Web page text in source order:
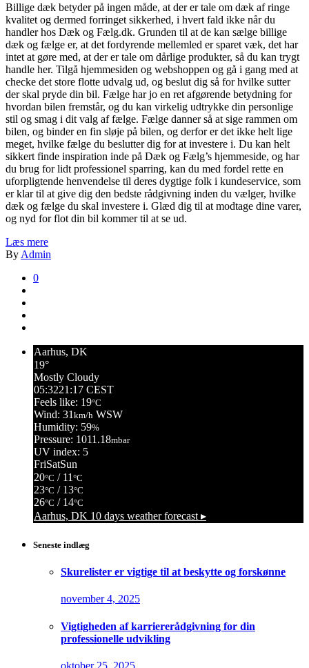
Billige dæk betyder på ingen måde, at der er tale om dæk af ringe
kvalitet og dermed forringet sikkerhed, i hvert fald ikke når du
handler hos Dæk og Fælg.dk. Grunden til at de kan sælge billige
dæk og fælge er, at det fordyrende mellemled er sparet væk, det har
intet at gøre med, at der er tale om dårlige produkter, så du kan trygt
handle her. Tilgå hjemmesiden og webshoppen og gå i gang med at
checke det store flotte udvalg ud, og beslut dig så for hvilke sutter
der skal pryde din bil. Fælge har jo en ret afgørende betydning for
hvordan bilen fremstår, og du kan virkelig udtrykke din personlige
stil og smag i dit valg af fælge. Fælge danner så at sige rammen om
bilen, og binder en fin sløje på bilen, og derfor er det ikke helt lige
meget, hvilke fælge du beslutter dig for at investere i. Du kan helt
sikkert finde inspiration inde på Dæk og Fælg’s hjemmeside, og har
du brug for lidt professionel sparring, kan du med fordel rette en
uforpligtende henvendelse til deres dygtige folk i kundeservice, som
er klar til at give dig den bedste rådgivning inden du vælger, hvilke
dæk og fælge du skal investere i. Glæd dig til at modtage dine varer,
og nyd for flot din bil kommer til at se ud.
Læs mere
By Admin
0
Aarhus, DK
19°
Mostly Cloudy
05:3221:17 CEST
Feels like: 19°C
Wind: 31 km/h WSW
Humidity: 59%
Pressure: 1011.18mbar
UV index: 5
FriSatSun
20°C / 11 °C
23°C / 13°C
26°C / 14°C
Aarhus, DK 10 days weather forecast ▸
Seneste indlæg
Skurelister er vigtige til at beskytte og forskønne
november 4, 2025
Vigtigheden af karriererådgivning for din
professionelle udvikling
oktober 25, 2025